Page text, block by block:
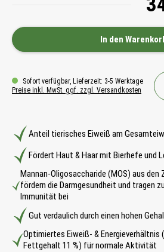
Anteil tierisches Eiweiß am
Fördert Haut & Haar mit Bierhefe und
Mannan-Oligosaccharide (MOS) aus den
fördern die Darmgesundheit und tragen
Immunität bei
Gut verdaulich durch einen hohen
Optimiertes Eiweiß- & Energieverhältnis
Fettgehalt 11 %) für normale Aktivität
In den
Sofort verfügbar, Lieferzeit: 3-5 Werktage
Preise inkl. MwSt. ggf. zzgl. Versandkosten